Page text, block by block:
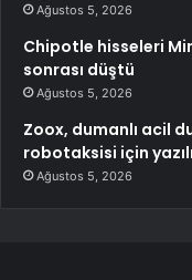
Ağustos 5, 2026
Chipotle hisseleri
sonrası düştü
Ağustos 5, 2026
Zoox, dumanlı acil
robotaksisi için
Ağustos 5, 2026